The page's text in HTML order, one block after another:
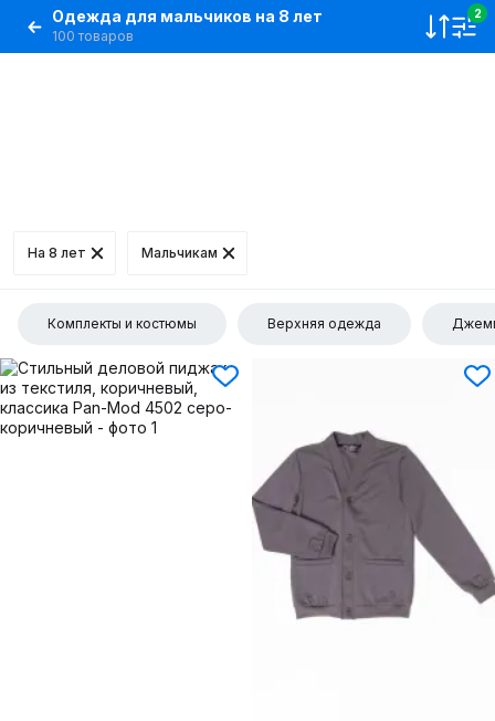
Одежда для мальчиков на 8 лет
100 товаров
2
На 8 лет Мальчикам
Комплекты и костюмы Верхняя одежда